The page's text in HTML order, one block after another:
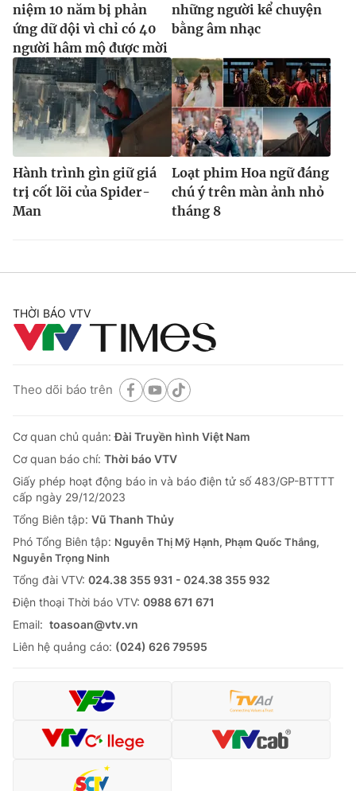
niệm 10 năm bị phản
ứng dữ dội vì chỉ có 40
người hâm mộ được mời
những người kể chuyện
bằng âm nhạc
Hành trình gìn giữ giá
trị cốt lõi của Spider-
Man
Loạt phim Hoa ngữ đáng
chú ý trên màn ảnh nhỏ
tháng 8
THỜI BÁO VTV
Theo dõi báo trên
Cơ quan chủ quản:Đài Truyền hình Việt Nam
Cơ quan báo chí: Thời báo VTV
Giấy phép hoạt động báo in và báo điện tử số 483/GP-BTTTT
cấp ngày 29/12/2023
Tổng Biên tập: Vũ Thanh Thủy
Phó Tổng Biên tập: Nguyễn Thị Mỹ Hạnh, Phạm Quốc Thắng,
Nguyễn Trọng Ninh
Tổng đài VTV: 024.38 355 931 - 024.38 355 932
Ðiện thoại Thời báo VTV: 0988 671 671
Email: toasoan@vtv.vn
Liên hệ quảng cáo: (024) 626 79595